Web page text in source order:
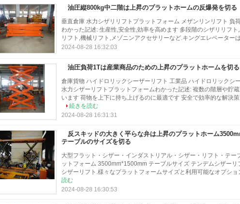
油圧縦800kg中二階は上昇のプラットホームの反爆発を切る
垂直倉庫 水力シザリリフトプラットフォーム メザンリンリフト 負
わかった記述: 生産性,安全性,効率を高めます 多段階のシザリリフ
リフト,機械リフト,メゾニンアクセサリーなど.キングエレベーター
2024-08-28 16:32:03
油圧負荷1Tは産業商品のための上昇のプラットホームを切る
倉庫貨物 ハイドロリックシーザーリフト 工業品 ハイドロリックシ
水力シザーリフトプラットフォームわかった記述: 複数の階層や貯
います 荷物を上下に持ち上げるのに最適です 安全で効率的な解決
続きを読む
2024-08-28 16:31:31
反スキッドの大きく平らな弁は上昇のプラットホーム
テーブルのサイズを切る
大型フラット・シザー・インダストリアル・シザー・リフト・テー
ットフォーム 3500mm*1500mm テーブルサイズ テンデムシザー
シザーリフト.様々なプラットフォームサイズと利用可能なオプシ
読む
2024-08-28 16:30:53